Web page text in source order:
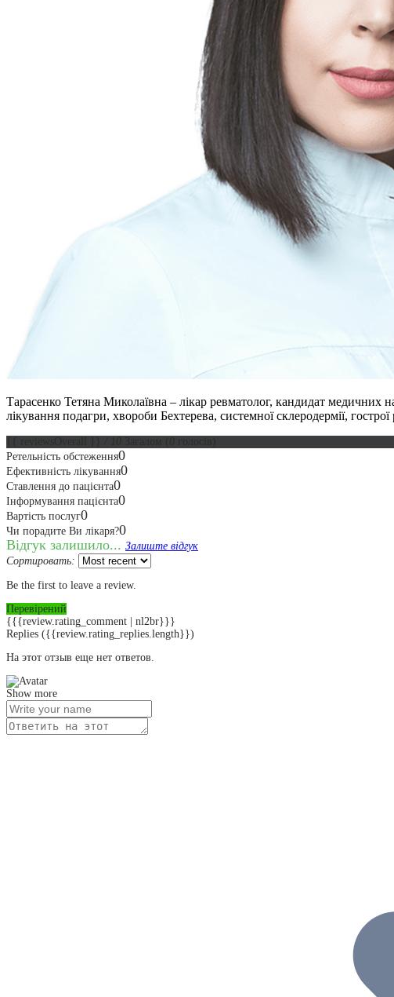
Тарасенко Тетяна Миколаївна – лікар ревматолог, кандидат медичних
лікування подагри, хвороби Бехтерева, системної склеродермії,
Ретельність обстеження0
Ефективність лікування0
Ставлення до пацієнта0
Інформування пацієнта0
Вартість послуг0
Чи порадите Ви лікаря?0
Відгук залишило... Залиште відгук
Сортировать:
Be the first to leave a review.
Перевірений
{{{review.rating_comment | nl2br}}}
Replies ({{review.rating_replies.length}})
На этот отзыв еще нет ответов.
Show more